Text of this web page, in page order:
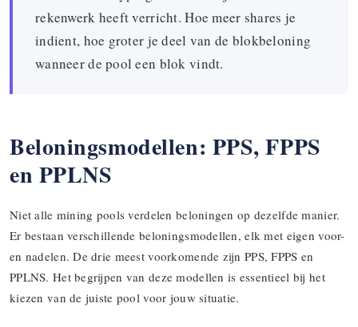
rekenwerk heeft verricht. Hoe meer shares je
indient, hoe groter je deel van de blokbeloning
wanneer de pool een blok vindt.
Beloningsmodellen: PPS, FPPS
en PPLNS
Niet alle mining pools verdelen beloningen op dezelfde manier.
Er bestaan verschillende beloningsmodellen, elk met eigen voor-
en nadelen. De drie meest voorkomende zijn PPS, FPPS en
PPLNS. Het begrijpen van deze modellen is essentieel bij het
kiezen van de juiste pool voor jouw situatie.